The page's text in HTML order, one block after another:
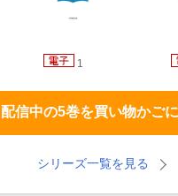
1
配信中の5巻を買い物かご
シリーズ一覧を見る